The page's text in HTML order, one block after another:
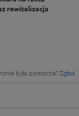
rewitalizacja
była pomocna? Zgłoś